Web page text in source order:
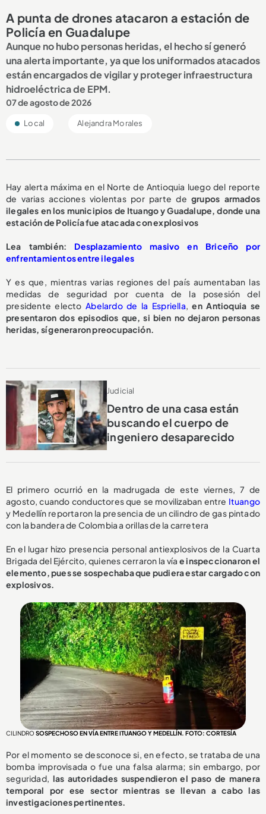
A punta de drones atacaron a estación de
Policía en Guadalupe
Aunque no hubo personas heridas, el hecho sí generó
una alerta importante, ya que los uniformados atacados
están encargados de vigilar y proteger infraestructura
hidroeléctrica de EPM.
07 de agosto de 2026
Local Alejandra Morales
Hay alerta máxima en el Norte de Antioquia luego del reporte
de varias acciones violentas por parte degrupos armados
ilegales en los municipios de Ituango y Guadalupe, donde una
estación de Policía fue atacada con explosivos
Lea también: Desplazamiento masivo en Briceño por
enfrentamientos entre ilegales
Y es que, mientras varias regiones del país aumentaban las
medidas de seguridad por cuenta de la posesión del
presidente electoAbelardo de la Espriella, en Antioquia se
presentaron dos episodios que, si bien no dejaron personas
heridas, sí generaron preocupación.
Judicial
Dentro de una casa están
buscando el cuerpo de
ingeniero desaparecido
El primero ocurrió en la madrugada de este viernes, 7 de
agosto, cuando conductores que se movilizaban entre Ituango
y Medellín reportaron la presencia de un cilindro de gas pintado
con la bandera de Colombia a orillas de la carretera
En el lugar hizo presencia personal antiexplosivos de la Cuarta
Brigada del Ejército, quienes cerraron la vía e inspeccionaron el
elemento, pues se sospechaba que pudiera estar cargado con
explosivos.
CILINDRO SOSPECHOSO EN VÍA ENTRE ITUANGO Y MEDELLÍN. FOTO: CORTESÍA
Por el momento se desconoce si, en efecto, se trataba de una
bomba improvisada o fue una falsa alarma; sin embargo, por
seguridad, las autoridades suspendieron el paso de manera
temporal por ese sector mientras se llevan a cabo las
investigaciones pertinentes.